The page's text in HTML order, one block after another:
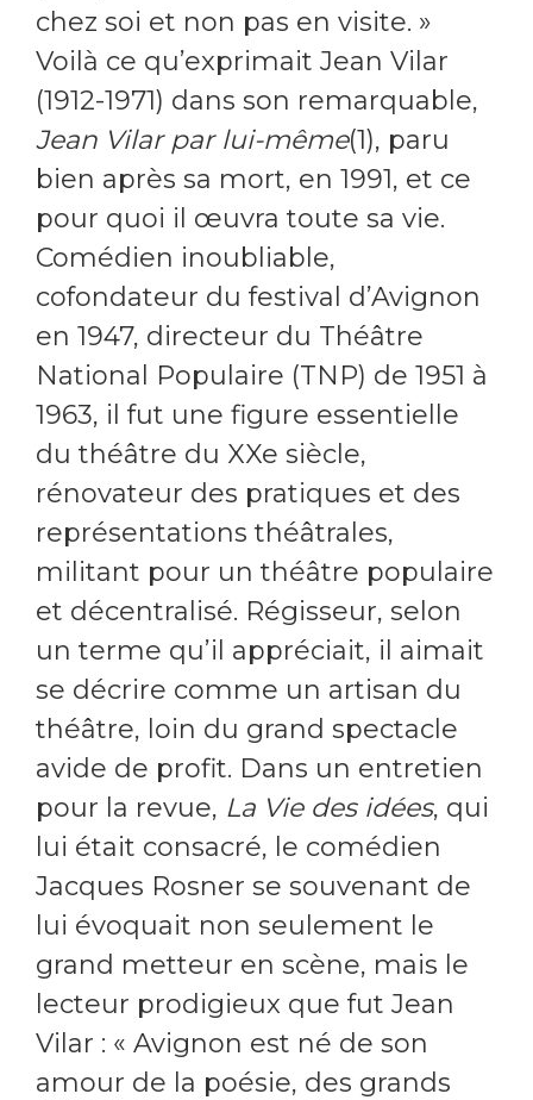
chez soi et non pas en visite. »
Voilà ce qu’exprimait Jean Vilar
(1912-1971) dans son remarquable,
Jean Vilar par lui-même(1), paru
bien après sa mort, en 1991, et ce
pour quoi il œuvra toute sa vie.
Comédien inoubliable,
cofondateur du festival d’Avignon
en 1947, directeur du Théâtre
National Populaire (TNP) de 1951 à
1963, il fut une figure essentielle
du théâtre du XXe siècle,
rénovateur des pratiques et des
représentations théâtrales,
militant pour un théâtre populaire
et décentralisé. Régisseur, selon
un terme qu’il appréciait, il aimait
se décrire comme un artisan du
théâtre, loin du grand spectacle
avide de profit. Dans un entretien
pour la revue, La Vie des idées, qui
lui était consacré, le comédien
Jacques Rosner se souvenant de
lui évoquait non seulement le
grand metteur en scène, mais le
lecteur prodigieux que fut Jean
Vilar : « Avignon est né de son
amour de la poésie, des grands